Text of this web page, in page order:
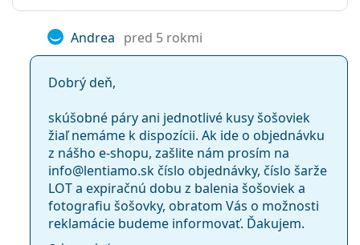
Andrea pred 5 rokmi
Dobrý deň,
skúšobné páry ani jednotlivé kusy šošoviek
žiaľ nemáme k dispozícii. Ak ide o objednávku
z nášho e-shopu, zašlite nám prosím na
info@lentiamo.sk číslo objednávky, číslo šarže
LOT a expiračnú dobu z balenia šošoviek a
fotografiu šošovky, obratom Vás o možnosti
reklamácie budeme informovať. Ďakujem.